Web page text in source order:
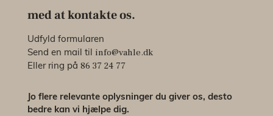
med at kontakte os.
Udfyld formularen
Send en mail til info@vahle.dk
Eller ring på 86 37 24 77
Jo flere relevante oplysninger du giver os, desto
bedre kan vi hjælpe dig.